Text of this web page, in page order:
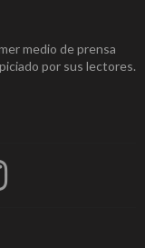
medio de prensa
por sus lectores.